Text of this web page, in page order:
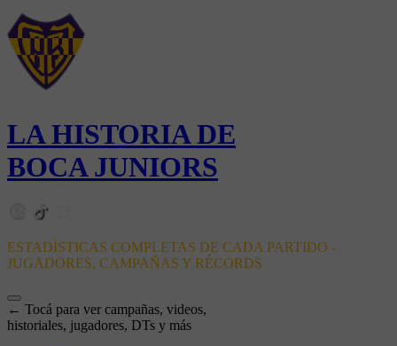
LA HISTORIA DE
BOCA JUNIORS
ESTADÍSTICAS COMPLETAS DE CADA PARTIDO -
JUGADORES, CAMPAÑAS Y RÉCORDS
← Tocá para ver campañas, videos,
historiales, jugadores, DTs y más